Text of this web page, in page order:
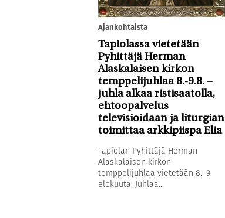
Ajankohtaista
Tapiolassa vietetään
Pyhittäjä Herman
Alaskalaisen kirkon
temppelijuhlaa 8.-9.8. –
juhla alkaa ristisaatolla,
ehtoopalvelus
televisioidaan ja liturgian
toimittaa arkkipiispa Elia
Tapiolan Pyhittäjä Herman
Alaskalaisen kirkon
temppelijuhlaa vietetään 8.–9.
elokuuta. Juhlaa...